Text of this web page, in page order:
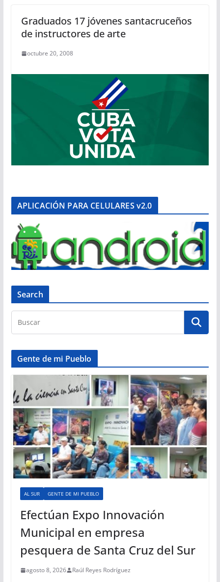
Graduados 17 jóvenes santacruceños
de instructores de arte
octubre 20, 2008
APLICACIÓN PARA CELULARES v2.0
Search
Gente de mi Pueblo
AL SUR GENTE DE MI PUEBLO
Efectúan Expo Innovación
Municipal en empresa
pesquera de Santa Cruz del Sur
agosto 8, 2026 Raúl Reyes Rodríguez